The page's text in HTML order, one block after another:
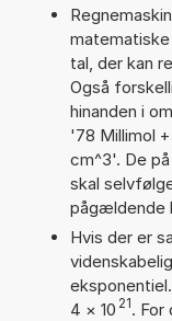
tal, der kan
Også
hinanden i
'78 Millimol
cm^3'. De
skal
pågældende
Hvis der er
4 × 10 21.